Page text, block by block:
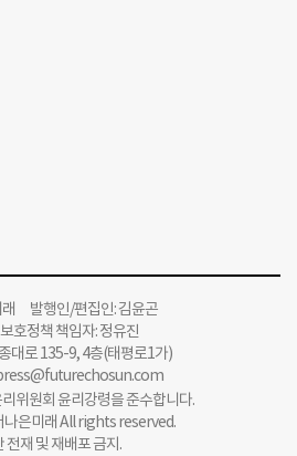
래 발행인/편집인: 김윤곤
호정책 책임자: 정유진
대로 135-9, 4층(태평로1가)
위원회 윤리강령을 준수합니다.
은미래 All rights reserved.
전재 및 재배포 금지.